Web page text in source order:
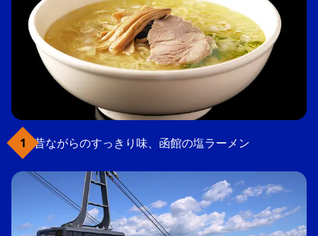
昔ながらのすっきり味、函館の塩ラーメン